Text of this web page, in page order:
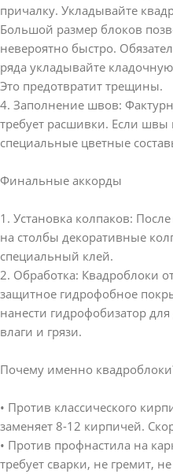
причалку. Укладывайте
Большой размер блоков
невероятно быстро.
ряда укладывайте
Это предотвратит трещины.
4. Заполнение швов:
требует расшивки. Если
специальные цветные
Финальные аккорды
1. Установка колпаков:
на столбы декоративные
специальный клей.
2. Обработка: Квадроблоки
защитное гидрофобное
нанести гидрофобизатор
влаги и грязи.
Почему именно
• Против классического
заменяет 8-12 кирпичей.
• Против профнастила на
требует сварки, не гремит,